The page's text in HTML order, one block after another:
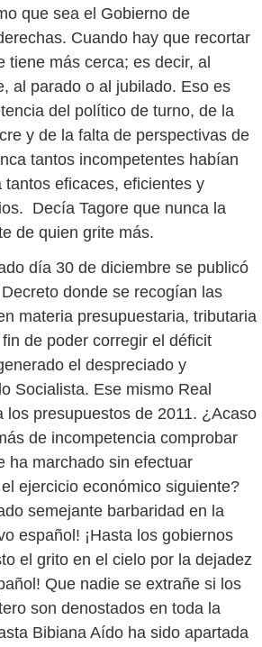
que sea el Gobierno de
Cuando hay que recortar
tiene más cerca; es decir, al
al parado o al jubilado. Eso es
del político de turno, de la
y de la falta de perspectivas de
tantos incompetentes habían
tantos eficaces, eficientes y
Decía Tagore que nunca la
de quien grite más.
día 30 de diciembre se publicó
donde se recogían las
materia presupuestaria, tributaria
de poder corregir el déficit
el despreciado y
Socialista. Ese mismo Real
los presupuestos de 2011. ¿Acaso
de incompetencia comprobar
ha marchado sin efectuar
ejercicio económico siguiente?
semejante barbaridad en la
español! ¡Hasta los gobiernos
el grito en el cielo por la dejadez
Que nadie se extrañe si los
son denostados en toda la
Bibiana Aído ha sido apartada